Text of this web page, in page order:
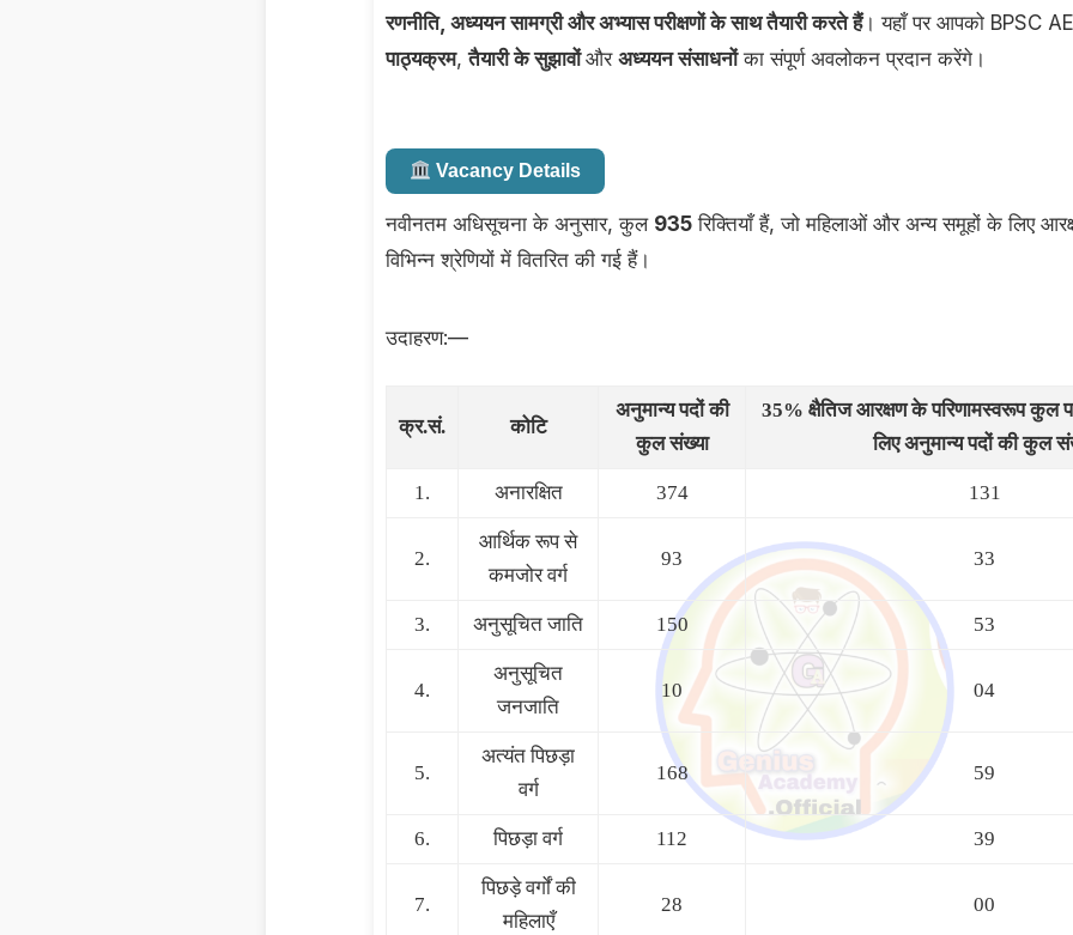
रणनीति, अध्ययन सामग्री और अभ्यास परीक्षणों के साथ तैयारी करते हैं। यहाँ पर आपको BPSC
पाठ्यक्रम,तैयारी के सुझावोंऔर अध्ययन संसाधनोंका संपूर्ण अवलोकन प्रदान करेंगे।
Vacancy Details
नवीनतम अधिसूचना के अनुसार, कुल 935 रिक्तियाँ हैं, जो महिलाओं और अन्य समूहों के लिए
विभिन्न श्रेणियों में वितरित की गई हैं।
उदाहरण:—
क्र.सं. कोटि
अनुमान्य पदों की
कुल संख्या
35% क्षैतिज आरक्षण के परिणामस्वरूप कुल
लिए अनुमान्य पदों की कुल
1. अनारक्षित 374 131
2.
आर्थिक रूप से
कमजोर वर्ग
93 33
3. अनुसूचित जाति 150 53
4.
अनुसूचित
जनजाति
10 04
5.
अत्यंत पिछड़ा
वर्ग
168 59
6. पिछड़ा वर्ग 112 39
7.
पिछड़े वर्गों की
महिलाएँ
28 00